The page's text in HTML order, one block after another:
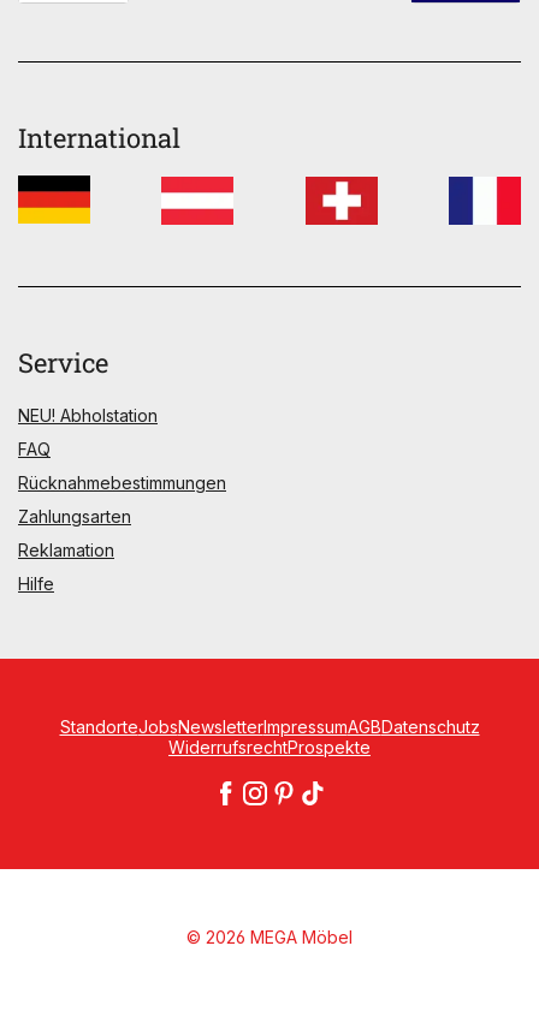
International
Service
NEU! Abholstation
FAQ
Rücknahmebestimmungen
Zahlungsarten
Reklamation
Hilfe
StandorteJobsNewsletterImpressumAGBDatenschutz
WiderrufsrechtProspekte
© 2026 MEGA Möbel